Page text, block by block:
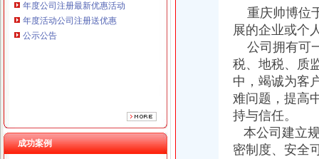
本站导航年度公司注册最新优惠活动
年度活动公司注册送优惠
公示公告
成功案例
重庆鸽牌电线电缆有限公司 渝北10010万 (进出口权)
重庆傲志众达投资咨询有限责任公司 渝九1000万 （增资）
重庆臣夫商贸有限公司 （执照专让）
重庆帅博位
展的企业或个
公司拥有可
税、地税、质
中，竭诚为客
难问题，提高
持与信任。
本公司建立
密制度、安全